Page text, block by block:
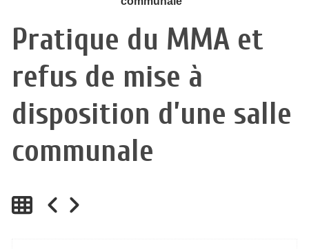
Pratique du MMA et
refus de mise à
disposition d’une salle
communale